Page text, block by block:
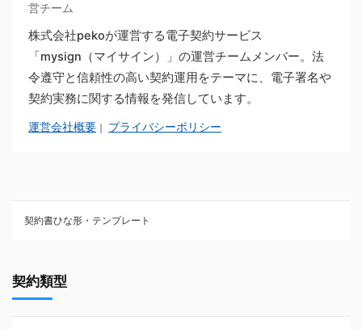
営チーム
株式会社pekoが運営する電子契約サービス
「mysign（マイサイン）」の運営チームメンバー。法
令遵守と信頼性の高い契約運用をテーマに、電子署名や
契約実務に関する情報を発信しています。
運営会社概要 ｜ プライバシーポリシー
契約書ひな形・テンプレート
NDA（秘密保持契約）
契約類型